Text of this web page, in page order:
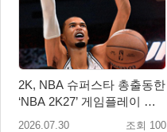
2K, NBA 슈퍼스타 총출동한
‘NBA 2K27’ 게임플레이 트
레일러 공개
2026.07.30 조회 100